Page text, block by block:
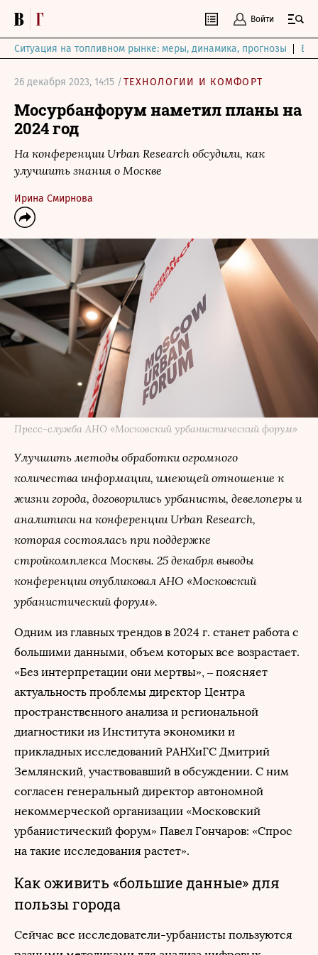
Войти
Ситуация на топливном рынке: меры, динамика, прогнозы
26 декабря 2023, 14:15 /ТЕХНОЛОГИИ И КОМФОРТ
Мосурбанфорум наметил планы на
2024 год
На конференции Urban Research обсудили, как
улучшить знания о Москве
Ирина Смирнова
Пресс-служба АНО «Московский урбанистический форум»
Улучшить методы обработки огромного
количества информации, имеющей отношение к
жизни города, договорились урбанисты, девелоперы и
аналитики на конференции Urban Research,
которая состоялась при поддержке
стройкомплекса Москвы. 25 декабря выводы
конференции опубликовал АНО «Московский
урбанистический форум».
Одним из главных трендов в 2024 г. станет работа с
большими данными, объем которых все возрастает.
«Без интерпретации они мертвы», – поясняет
актуальность проблемы директор Центра
пространственного анализа и региональной
диагностики из Института экономики и
прикладных исследований РАНХиГС Дмитрий
Землянский, участвовавший в обсуждении. С ним
согласен генеральный директор автономной
некоммерческой организации «Московский
урбанистический форум» Павел Гончаров: «Спрос
на такие исследования растет».
Как оживить «большие данные» для
пользы города
Сейчас все исследователи-урбанисты пользуются